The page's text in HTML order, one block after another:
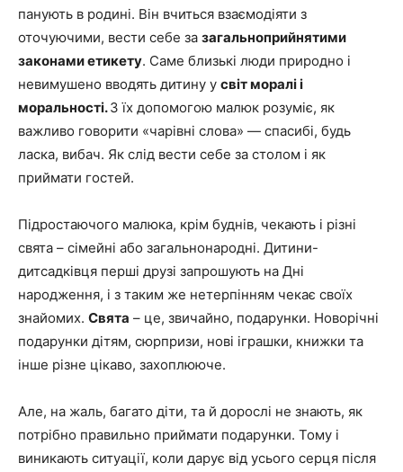
панують в родині. Він вчиться взаємодіяти з
оточуючими, вести себе за загальноприйнятими
законами етикету. Саме близькі люди природно і
невимушено вводять дитину у світ моралі і
моральності.З їх допомогою малюк розуміє, як
важливо говорити «чарівні слова» — спасибі, будь
ласка, вибач. Як слід вести себе за столом і як
приймати гостей.
Підростаючого малюка, крім буднів, чекають і різні
свята – сімейні або загальнонародні. Дитини-
дитсадківця перші друзі запрошують на Дні
народження, і з таким же нетерпінням чекає своїх
знайомих. Свята – це, звичайно, подарунки. Новорічні
подарунки дітям, сюрпризи, нові іграшки, книжки та
інше різне цікаво, захоплююче.
Але, на жаль, багато діти, та й дорослі не знають, як
потрібно правильно приймати подарунки. Тому і
виникають ситуації, коли дарує від усього серця після